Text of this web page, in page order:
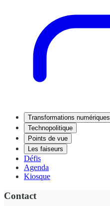
Transformations numériques
Technopolitique
Points de vue
Les faiseurs
Défis
Agenda
Kiosque
Contact